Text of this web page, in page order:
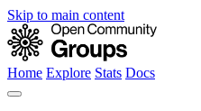
Skip to main content
Home Explore Stats Docs